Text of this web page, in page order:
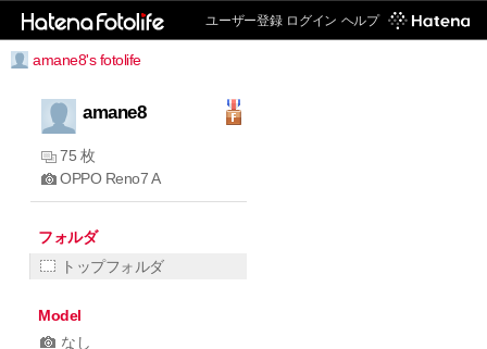
ユーザー登録 ログイン ヘルプ
amane8's fotolife
amane8
75 枚
OPPO Reno7 A
フォルダ
トップフォルダ
Model
なし